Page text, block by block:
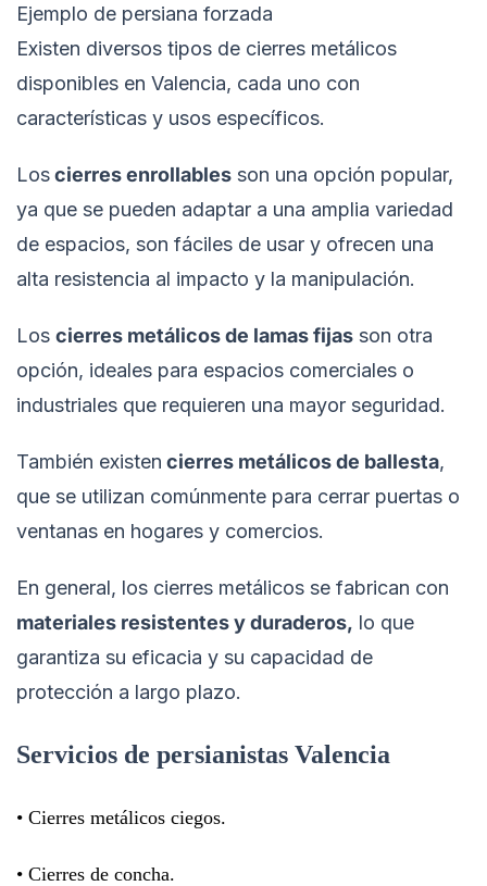
Ejemplo de persiana forzada
Existen diversos tipos de cierres metálicos
disponibles en Valencia, cada uno con
características y usos específicos.
Loscierres enrollables son una opción popular,
ya que se pueden adaptar a una amplia variedad
de espacios, son fáciles de usar y ofrecen una
alta resistencia al impacto y la manipulación.
Los cierres metálicos de lamas fijas son otra
opción, ideales para espacios comerciales o
industriales que requieren una mayor seguridad.
También existen cierres metálicos de ballesta,
que se utilizan comúnmente para cerrar puertas o
ventanas en hogares y comercios.
En general, los cierres metálicos se fabrican con
materiales resistentes y duraderos, lo que
garantiza su eficacia y su capacidad de
protección a largo plazo.
Servicios de persianistas Valencia
• Cierres metálicos ciegos.
• Cierres de concha.